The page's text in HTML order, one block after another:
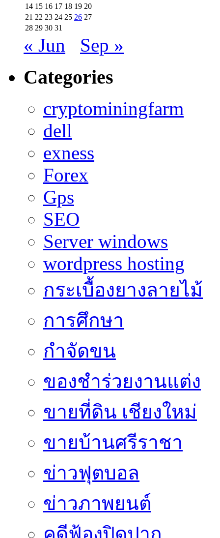
14 15 16 17 18 19 20
21 22 23 24 25 26 27
28 29 30 31
« Jun Sep »
Categories
cryptominingfarm
dell
exness
Forex
Gps
SEO
Server windows
wordpress hosting
กระเบื้องยางลายไม้
การศึกษา
กำจัดขน
ของชำร่วยงานแต่ง
ขายที่ดิน เชียงใหม่
ขายบ้านศรีราชา
ข่าวฟุตบอล
ข่าวภาพยนต์